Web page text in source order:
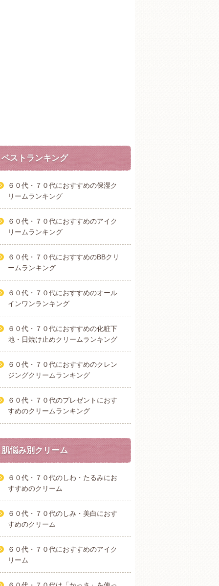
ベストランキング
６０代・７０代におすすめの保湿ク
リームランキング
６０代・７０代におすすめのアイク
リームランキング
６０代・７０代におすすめのBBクリ
ームランキング
６０代・７０代におすすめのオール
インワンランキング
６０代・７０代におすすめの化粧下
地・日焼け止めクリームランキング
６０代・７０代におすすめのクレン
ジングクリームランキング
６０代・７０代のプレゼントにおす
すめのクリームランキング
肌悩み別クリーム
６０代・７０代のしわ・たるみにお
すすめのクリーム
６０代・７０代のしみ・美白におす
すめのクリーム
６０代・７０代におすすめのアイク
リーム